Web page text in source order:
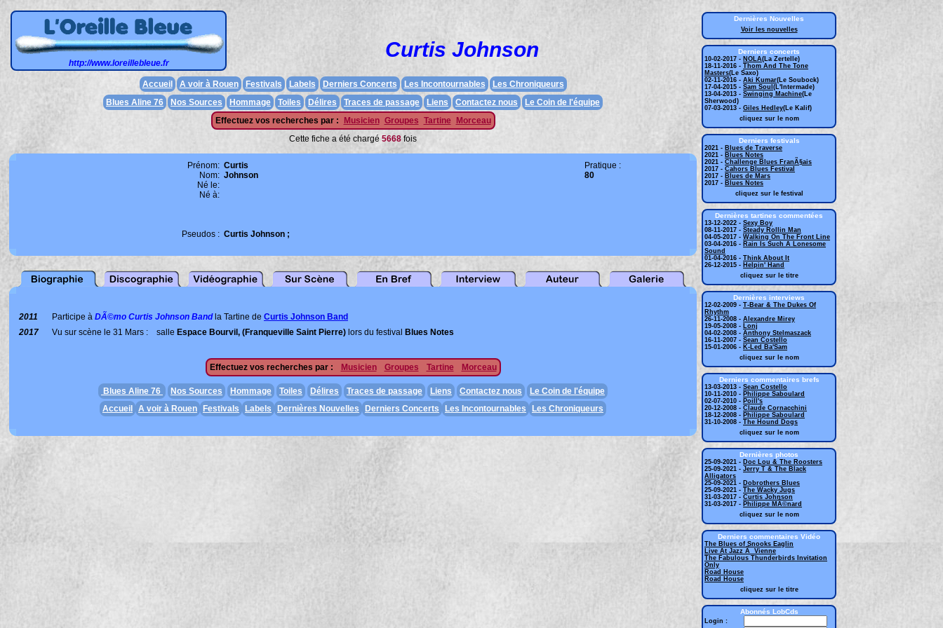
http://www.loreillebleue.fr
Curtis Johnson
Accueil A voir à Rouen Festivals Labels Derniers Concerts Les Incontournables
Les Chroniqueurs
Blues Aline 76
Nos Sources Hommage Toiles Délires Traces de passage Liens Contactez nous
Le Coin de l'équipe
Effectuez vos recherches par :
Musicien Groupes Tartine
Morceau
Cette fiche a été chargé 5668 fois
Prénom: Curtis
Pratique :
80
Nom: Johnson
Né le:
Né à:
Pseudos : Curtis Johnson ;
2011 Participe à DÃ©mo Curtis Johnson Bandla Tartine de Curtis Johnson Band
2017
Vu sur scène le 31 Mars : salle Espace Bourvil, (Franqueville Saint Pierre) lors du festival Blues Notes
Effectuez vos recherches par : Musicien Groupes Tartine Morceau
Blues Aline 76 Nos Sources Hommage Toiles Délires Traces de passage Liens Contactez nous
Le Coin de l'équipe
Accueil
A voir à Rouen Festivals Labels Dernières Nouvelles Derniers Concerts Les Incontournables Les Chroniqueurs
Dernières Nouvelles
Voir les nouvelles
Derniers concerts
10-02-2017 - NOLA(La Zertelle)
18-11-2016 - Thom And The Tone
Masters(Le Saxo)
02-11-2016 - Aki Kumar(Le Soubock)
17-04-2015 - Sam Soul (L'Intermade)
13-04-2013 - Swinging Machine(Le
Sherwood)
07-03-2013 - Giles Hedley(Le Kalif)
cliquez sur le nom
Derniers festivals
2021 - Blues de Traverse
2021 - Blues Notes
2021 - Challenge Blues FranÃ§ais
2017 - Cahors Blues Festival
2017 - Blues de Mars
2017 - Blues Notes
cliquez sur le festival
Dernières tartines commentées
13-12-2022 - Sexy Boy
08-11-2017 - Steady Rollin Man
04-05-2017 - Walking On The Front Line
03-04-2016 - Rain Is Such A Lonesome
Sound
01-04-2016 - Think About It
26-12-2015 - Helpin' Hand
cliquez sur le titre
Dernières interviews
12-02-2009 - T-Bear & The Dukes Of
Rhythm
26-11-2008 - Alexandre Mirey
19-05-2008 - Lonj
04-02-2008 - Anthony Stelmaszack
16-11-2007 - Sean Costello
15-01-2006 - K-Led Ba'Sam
cliquez sur le nom
Derniers commentaires brefs
13-03-2013 - Sean Costello
10-11-2010 - Philippe Saboulard
02-07-2010 - Poill's
20-12-2008 - Claude Cornacchini
18-12-2008 - Philippe Saboulard
31-10-2008 - The Hound Dogs
cliquez sur le nom
Dernières photos
25-09-2021 - Doc Lou & The Roosters
25-09-2021 - Jerry T & The Black
Alligators
25-09-2021 - Dobrothers Blues
25-09-2021 - The Wacky Jugs
31-03-2017 - Curtis Johnson
31-03-2017 - Philippe MÃ©nard
cliquez sur le nom
Derniers commentaires Vidéo
The Blues of Snooks Eaglin
Live At Jazz Ã Vienne
The Fabulous Thunderbirds Invitation
Only
Road House
Road House
cliquez sur le titre
Abonnés LobCds
Login :